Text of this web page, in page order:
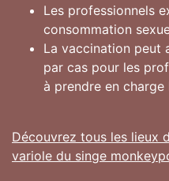
Les professionnels
consommation
La vaccination peut
par cas pour les
à prendre en charge
Découvrez tous les lieux
variole du singe